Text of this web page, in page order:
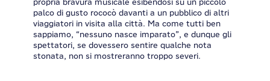
palco di gusto rococò davanti a un pubblico di altri
viaggiatori in visita alla città. Ma come tutti ben
sappiamo, “nessuno nasce imparato”, e dunque gli
spettatori, se dovessero sentire qualche nota
stonata, non si mostreranno troppo severi.